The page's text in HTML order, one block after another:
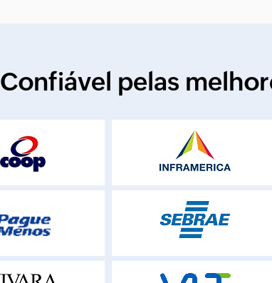
Confiável pelas